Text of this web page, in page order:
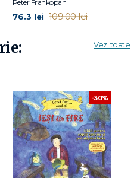
Peter Frankopan
76.3 lei 109.00 lei
Vezi toate
-30%